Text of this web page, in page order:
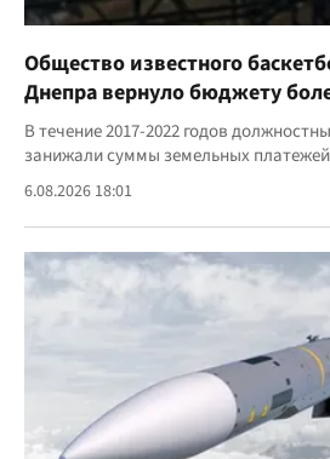
Общество известного
Днепра вернуло бюджету
В течение 2017-2022 годов
занижали суммы земельных платежей
6.08.2026 18:01